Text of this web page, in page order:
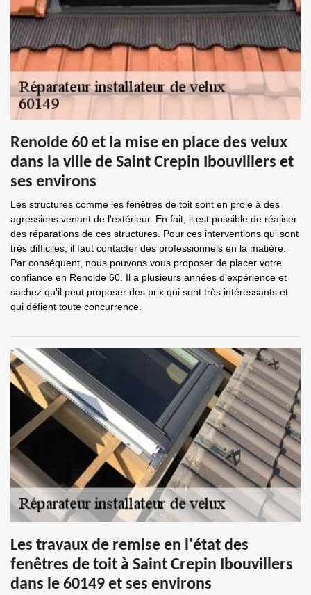
Renolde 60 et la mise en place des velux
dans la ville de Saint Crepin Ibouvillers et
ses environs
Les structures comme les fenêtres de toit sont en proie à des
agressions venant de l'extérieur. En fait, il est possible de réaliser
des réparations de ces structures. Pour ces interventions qui sont
très difficiles, il faut contacter des professionnels en la matière.
Par conséquent, nous pouvons vous proposer de placer votre
confiance en Renolde 60. Il a plusieurs années d'expérience et
sachez qu'il peut proposer des prix qui sont très intéressants et
qui défient toute concurrence.
Les travaux de remise en l'état des
fenêtres de toit à Saint Crepin Ibouvillers
dans le 60149 et ses environs